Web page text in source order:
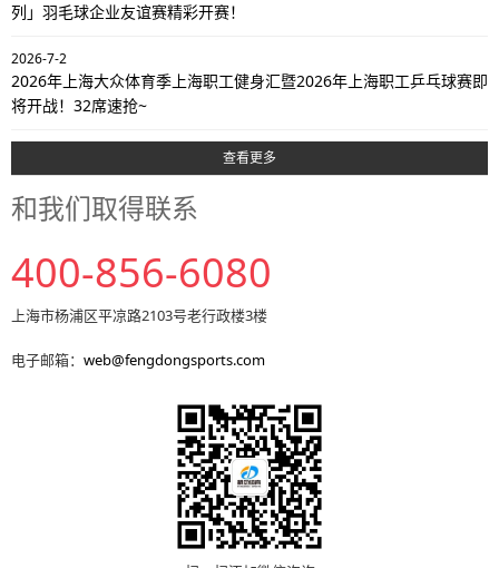
列」羽毛球企业友谊赛精彩开赛！
2026-7-2
2026年上海大众体育季上海职工健身汇暨2026年上海职工乒乓球赛即
将开战！32席速抢~
查看更多
和我们取得联系
400-856-6080
上海市杨浦区平凉路2103号老行政楼3楼
电子邮箱： web@fengdongsports.com